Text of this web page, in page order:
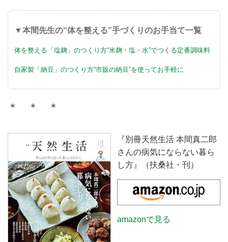
▼本間先生の“体を整える”手づくりのお手当て一覧
体を整える「塩麹」のつくり方“米麹・塩・水”でつくる定番調味料
自家製「納豆」のつくり方“市販の納豆”を使ってお手軽に
＊ ＊ ＊
『別冊天然生活 本間真二郎
さんの病気にならない暮ら
し方』（扶桑社・刊）
amazonで見る